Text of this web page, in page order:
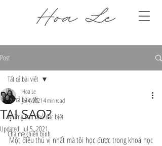
Post
Tất cả bài viết
Những bạn nhỏ đặc biệt
Cha mẹ chiến binh
Tất cả bài viết
TẠI SAO?
Hoa Le
Jul 4, 2021 4 min read
Updated: Jul 5, 2021
Một điều thú vị nhất mà tôi học được trong khoá học